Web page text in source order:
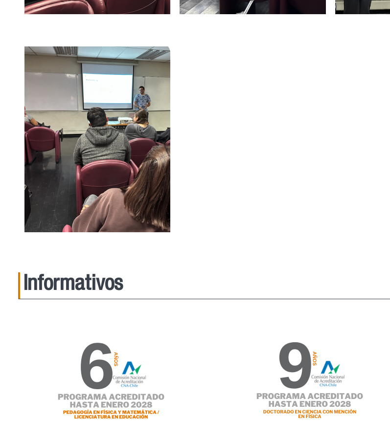
Informativos